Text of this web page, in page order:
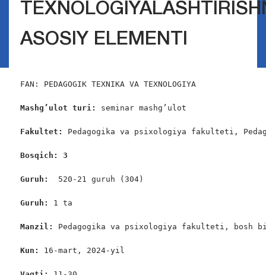
ASOSIY ELEMENTI
FAN: PEDAGOGIK TEXNIKA VA TEXNOLOGIYA
Mashg’ulot turi: seminar mashg’ulot
Fakultet: Pedagogika va psixologiya fakulteti,
Bosqich: 3
Guruh: 520-21 guruh (304)
Guruh: 1 ta
Manzil: Pedagogika va psixologiya fakulteti, bosh
Kun: 16-mart, 2024-yil